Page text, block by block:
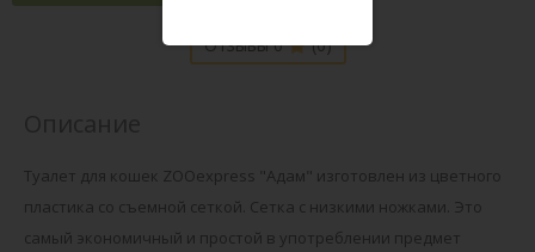
Отзывы 0 (0)
Туалет для кошек ZOOexpress "Адам" изготовлен из цветного
пластика со съемной сеткой. Сетка с низкими ножками. Это
самый экономичный и простой в употреблении предмет